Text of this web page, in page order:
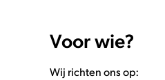
Voor wie?
Wij richten ons op: